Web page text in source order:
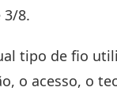
3/8.
tipo de fio
o acesso, o